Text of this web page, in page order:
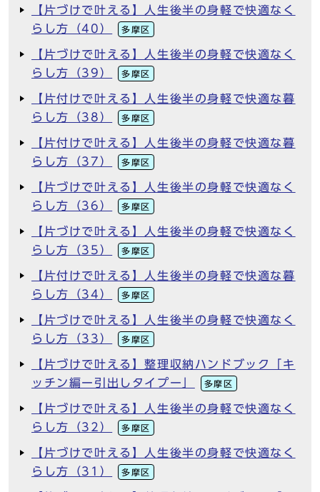
【片づけで叶える】人生後半の身軽で快適なく
らし方（40）
多摩区
【片づけで叶える】人生後半の身軽で快適なく
らし方（39）
多摩区
【片付けで叶える】人生後半の身軽で快適な暮
らし方（38）
多摩区
【片付けで叶える】人生後半の身軽で快適な暮
らし方（37）
多摩区
【片づけで叶える】人生後半の身軽で快適なく
らし方（36）
多摩区
【片づけで叶える】人生後半の身軽で快適なく
らし方（35）
多摩区
【片付けで叶える】人生後半の身軽で快適な暮
らし方（34）
多摩区
【片づけで叶える】人生後半の身軽で快適なく
らし方（33）
多摩区
【片づけで叶える】整理収納ハンドブック「キ
ッチン編ー引出しタイプー」
多摩区
【片づけで叶える】人生後半の身軽で快適なく
らし方（32）
多摩区
【片づけで叶える】人生後半の身軽で快適なく
らし方（31）
多摩区